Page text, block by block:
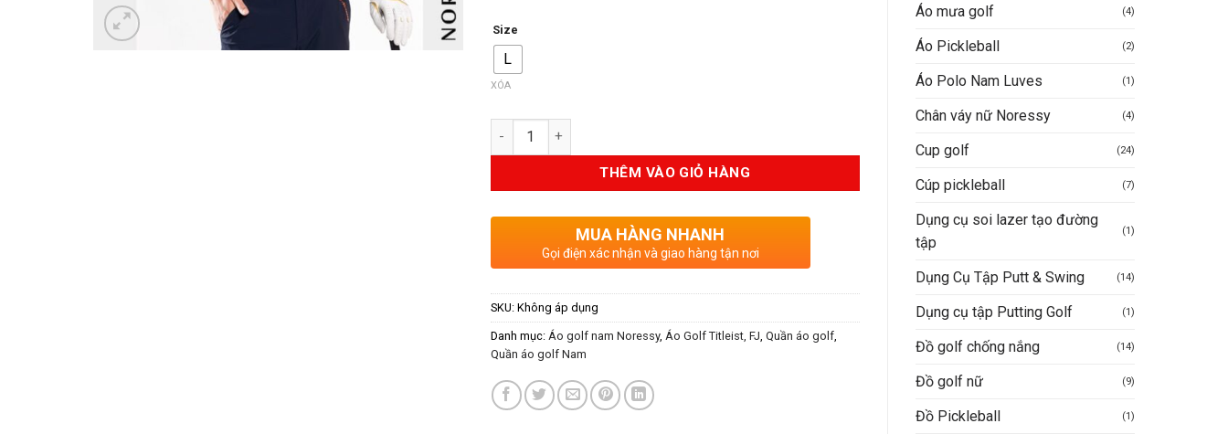
Áo mưa golf (4)
Áo Pickleball (2)
Áo Polo Nam Luves (1)
Chân váy nữ Noressy (4)
Cup golf (24)
Cúp pickleball (7)
Dụng cụ soi lazer tạo đường
tập
(1)
Dụng Cụ Tập Putt & Swing (14)
Dụng cụ tập Putting Golf (1)
Đồ golf chống nắng (14)
Đồ golf nữ (9)
Đồ Pickleball (1)
Size
L
XÓA
Số lượng
THÊM VÀO GIỎ HÀNG
MUA HÀNG NHANH
Gọi điện xác nhận và giao hàng tận nơi
SKU: Không áp dụng
Danh mục: Áo golf nam Noressy, Áo Golf Titleist, FJ, Quần áo golf,
Quần áo golf Nam